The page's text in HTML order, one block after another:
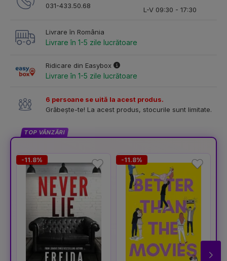
031-433.50.68
L-V 09:30 - 17:30
Livrare în România
Livrare în 1-5 zile lucrătoare
Ridicare din Easybox
Livrare în 1-5 zile lucrătoare
6 persoane se uită la acest produs.
Grăbește-te! La acest produs, stocurile sunt limitate.
TOP VÂNZĂRI
-11.8% -11.8%